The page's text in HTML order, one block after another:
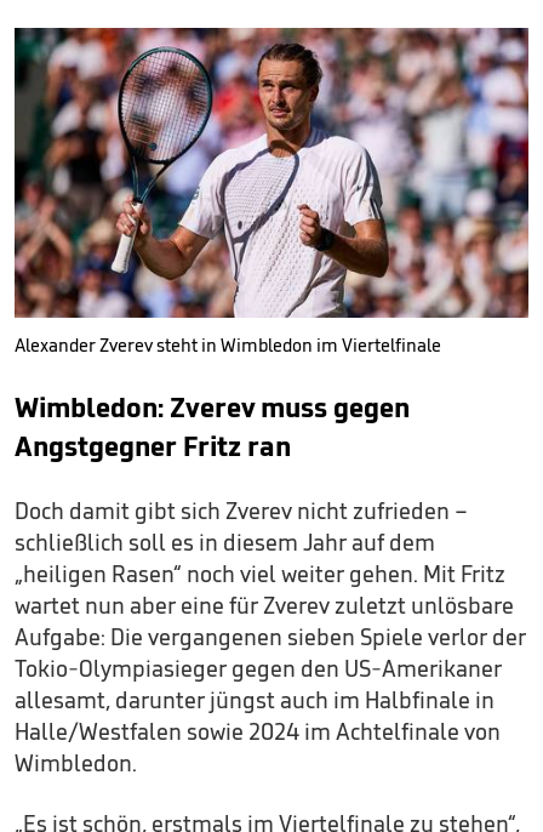
Alexander Zverev steht in Wimbledon im Viertelfinale
Wimbledon: Zverev muss gegen
Angstgegner Fritz ran
Doch damit gibt sich Zverev nicht zufrieden –
schließlich soll es in diesem Jahr auf dem
„heiligen Rasen“ noch viel weiter gehen. Mit Fritz
wartet nun aber eine für Zverev zuletzt unlösbare
Aufgabe: Die vergangenen sieben Spiele verlor der
Tokio-Olympiasieger gegen den US-Amerikaner
allesamt, darunter jüngst auch im Halbfinale in
Halle/Westfalen sowie 2024 im Achtelfinale von
Wimbledon.
„Es ist schön, erstmals im Viertelfinale zu stehen“,